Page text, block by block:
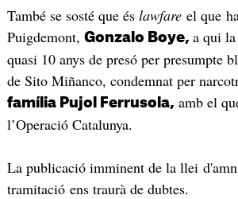
També se sosté que és lawfareel que
Puigdemont, Gonzalo Boye, a qui
quasi 10 anys de presó per presumpte
de Sito Miñanco, condemnat per
família Pujol Ferrusola, amb el
l’Operació Catalunya.
La publicació imminent de la llei
tramitació ens traurà de dubtes.